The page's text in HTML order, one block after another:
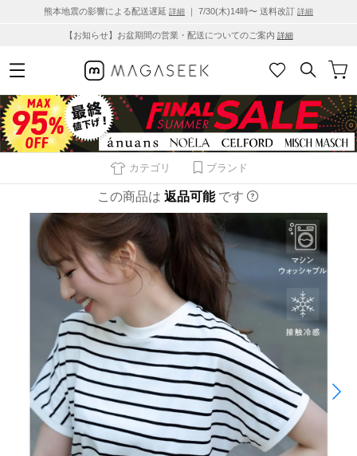
熊本地震の影響による配送遅延 詳細 ｜ 7/30(木)14時〜 送料改訂 詳細
【お知らせ】お盆期間の営業・配送についてのご案内 詳細
カテゴリ ブランド
この商品は 返品可能 です